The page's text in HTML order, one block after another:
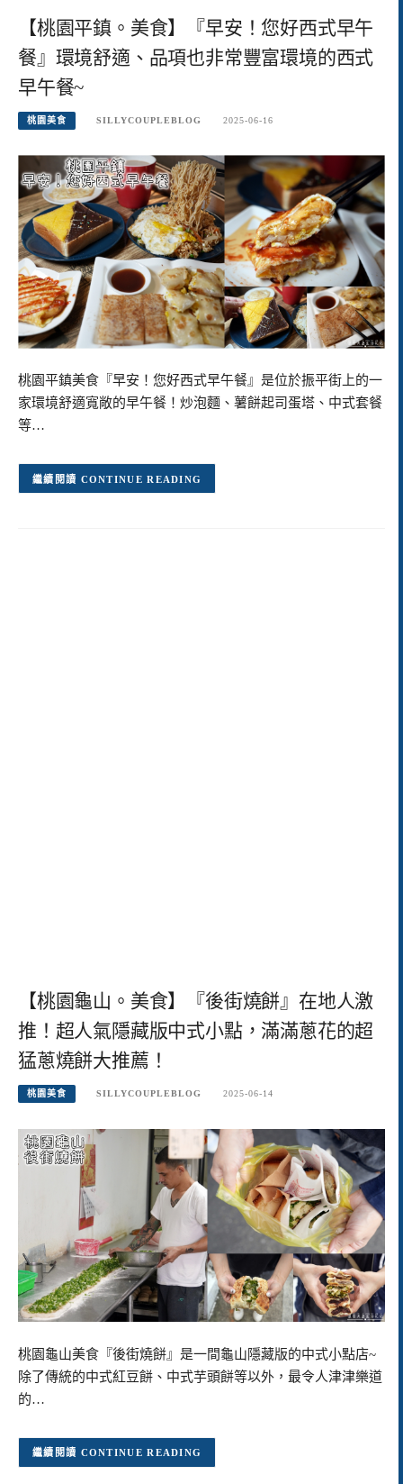
【桃園平鎮。美食】『早安！您好西式早午
餐』環境舒適、品項也非常豐富環境的西式
早午餐~
桃園美食 SILLYCOUPLEBLOG 2025-06-16
桃園平鎮美食『早安！您好西式早午餐』是位於振平街上的一
家環境舒適寬敞的早午餐！炒泡麵、薯餅起司蛋塔、中式套餐
等…
CONTINUE READING
【桃園龜山。美食】『後街燒餅』在地人激
推！超人氣隱藏版中式小點，滿滿蔥花的超
猛蔥燒餅大推薦！
桃園美食 SILLYCOUPLEBLOG 2025-06-14
桃園龜山美食『後街燒餅』是一間龜山隱藏版的中式小點店~
除了傳統的中式紅豆餅、中式芋頭餅等以外，最令人津津樂道
的…
CONTINUE READING